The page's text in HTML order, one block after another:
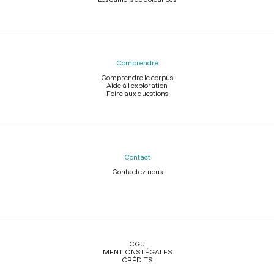
Comprendre
Comprendre le corpus
Aide à l'exploration
Foire aux questions
Contact
Contactez-nous
Légal
CGU
MENTIONS LÉGALES
CRÉDITS